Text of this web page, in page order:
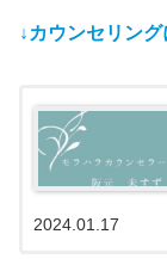
↓カウンセリン
2024.01.17